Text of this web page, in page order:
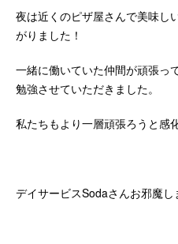
夜は近くのピザ屋さんで美味し
がりました！
一緒に働いていた仲間が頑張っ
勉強させていただきました。
私たちもより一層頑張ろうと感
デイサービスSodaさんお邪魔し